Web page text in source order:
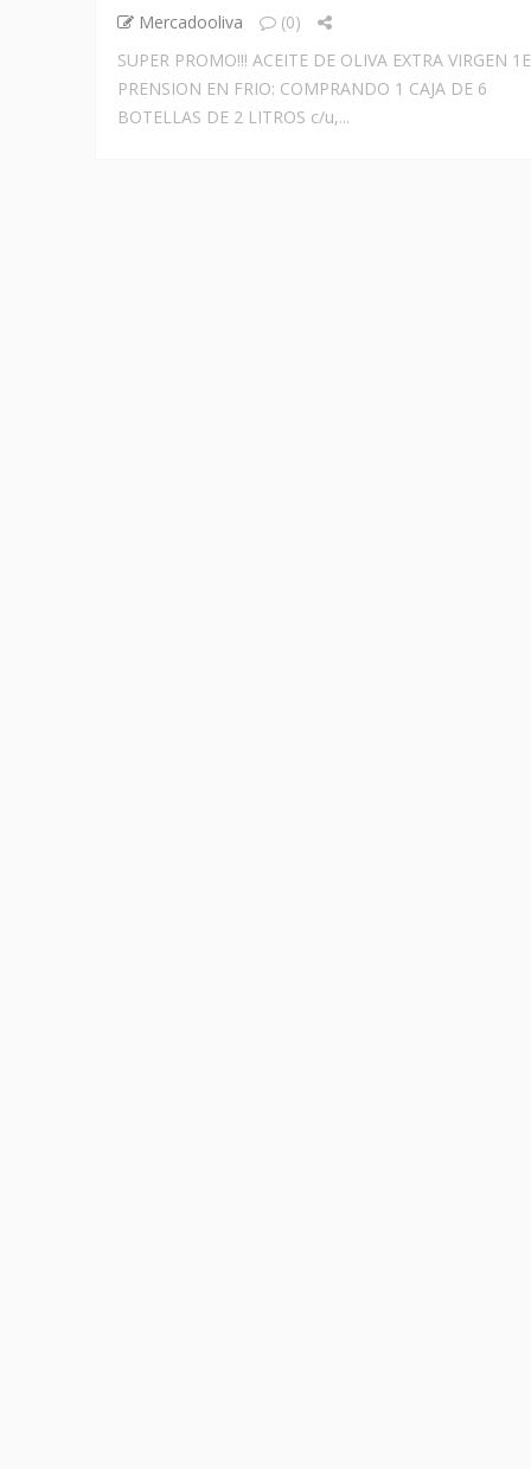
Mercadooliva
(0)
SUPER PROMO!!! ACEITE DE OLIVA EXTRA VIRGEN
PRENSION EN FRIO: COMPRANDO 1 CAJA DE 6
BOTELLAS DE 2 LITROS c/u,...